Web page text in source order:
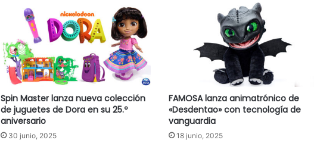
Spin Master lanza nueva colección
de juguetes de Dora en su 25.º
aniversario
30 junio, 2025
FAMOSA lanza animatrónico de
«Desdentao» con tecnología de
vanguardia
18 junio, 2025